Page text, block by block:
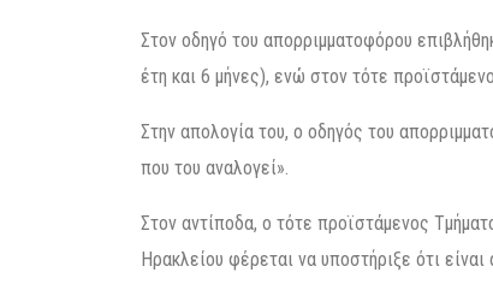
Στον οδηγό του απορριμματοφόρου
έτη και 6 μήνες), ενώ στον τότε
Στην απολογία του, ο οδηγός του
που του αναλογεί».
Στον αντίποδα, ο τότε προϊστάμενος
Ηρακλείου φέρεται να υποστήριξε ότι